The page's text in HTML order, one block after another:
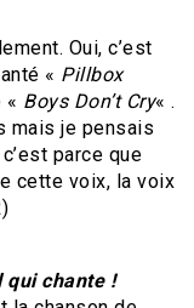
Oui, c’est
« Pillbox
« Boys Don’t Cry« .
mais je pensais
parce que
cette voix, la voix
qui chante !